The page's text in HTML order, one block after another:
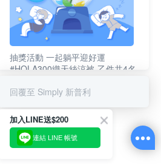
抽獎活動 一起躺平迎好運
#HOLA300織天絲涼被-乙件共4名
回覆至 Simply 新普利
加入LINE送$200
連結 LINE 帳號